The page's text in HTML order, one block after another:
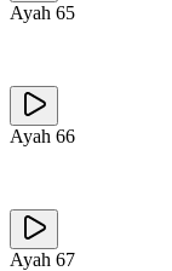
Ayah 65
Ayah 66
Ayah 67